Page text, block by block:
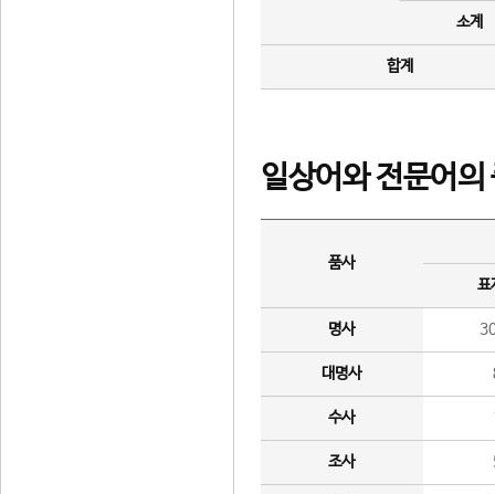
소계
합계
일상어와 전문어의
품사
표
명사
대명사
수사
조사